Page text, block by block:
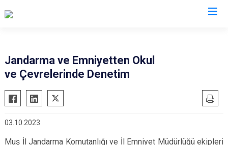
Jandarma ve Emniyetten Okul
ve Çevrelerinde Denetim
03.10.2023
Muş İl Jandarma Komutanlığı ve İl Emniyet Müdürlüğü ekipleri